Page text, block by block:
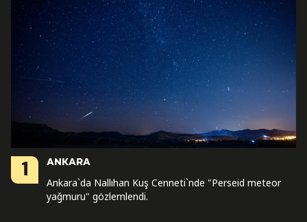
1 ANKARA
Ankara`da Nallıhan Kuş Cenneti`nde "Perseid meteor
yağmuru" gözlemlendi.